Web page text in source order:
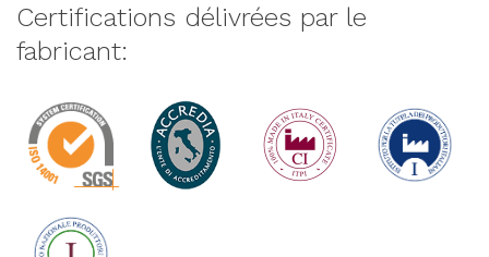
Certifications délivrées par le
fabricant: